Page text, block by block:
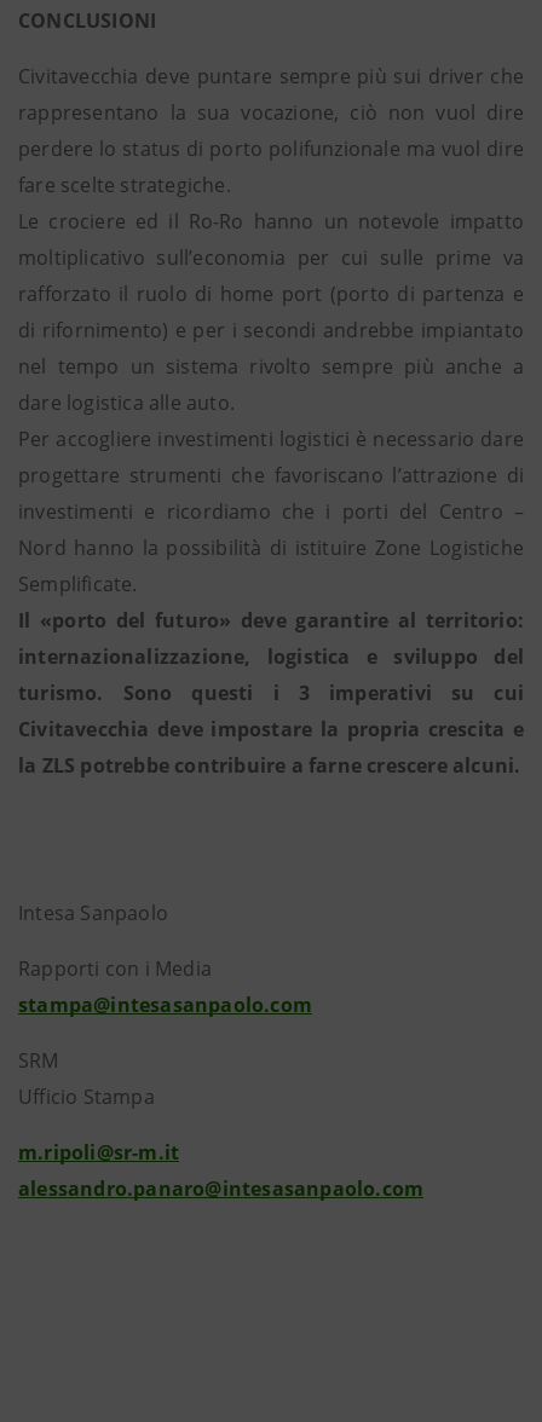
CONCLUSIONI
Civitavecchia deve puntare sempre più sui driver che
rappresentano la sua vocazione, ciò non vuol dire
perdere lo status di porto polifunzionale ma vuol dire
fare scelte strategiche.
Le crociere ed il Ro-Ro hanno un notevole impatto
moltiplicativo sull’economia per cui sulle prime va
rafforzato il ruolo di home port (porto di partenza e
di rifornimento) e per i secondi andrebbe impiantato
nel tempo un sistema rivolto sempre più anche a
dare logistica alle auto.
Per accogliere investimenti logistici è necessario dare
progettare strumenti che favoriscano l’attrazione di
investimenti e ricordiamo che i porti del Centro –
Nord hanno la possibilità di istituire Zone Logistiche
Semplificate.
Il «porto del futuro» deve garantire al territorio:
internazionalizzazione, logistica e sviluppo del
turismo. Sono questi i 3 imperativi su cui
Civitavecchia deve impostare la propria crescita e
la ZLS potrebbe contribuire a farne crescere alcuni.
Intesa Sanpaolo
Rapporti con i Media
stampa@intesasanpaolo.com
SRM
Ufficio Stampa
m.ripoli@sr-m.it
alessandro.panaro@intesasanpaolo.com